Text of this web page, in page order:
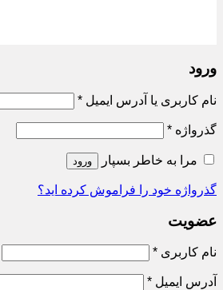
ورود
نام کاربری یا آدرس ایمیل *الزامی
گذرواژه *الزامی
مرا به خاطر بسپار ورود
گذرواژه خود را فراموش کرده اید؟
عضویت
نام کاربری *الزامی
آدرس ایمیل *الزامی